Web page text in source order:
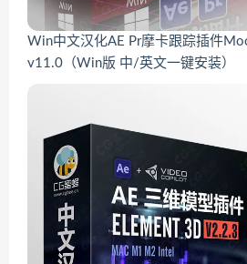
Win中文汉化AE Pr摩卡跟踪插件
v11.0（Win版 中/英文一键安装）